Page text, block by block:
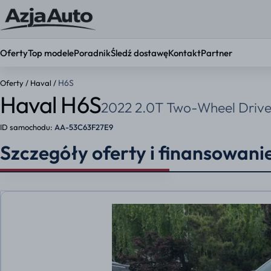
OfertyTop modelePoradnikŚledź dostawęKontaktPartner
KONFIGURATOR
Ustaw
36 mies. 48
Oferty / Haval / H6S
Haval H6S2022 2.0T Two-Wheel
ID samochodu: AA-53C63F27E9
Szczegóły oferty i